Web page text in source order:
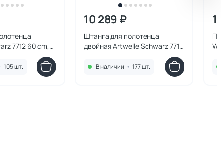
7712 60 cm,
105 шт.
10 289 ₽
Штанга для полотенца
двойная Artwelle Schwarz 7711
В наличии • 177 шт.